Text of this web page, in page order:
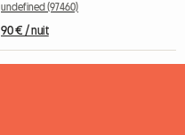
undefined (97460)
90 € / nuit